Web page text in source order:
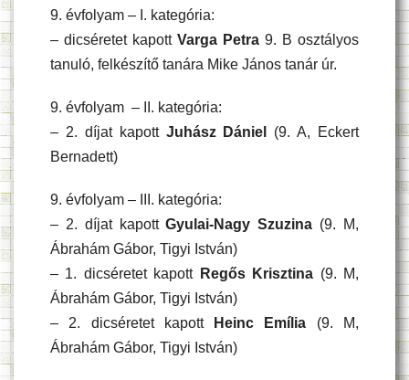
9. évfolyam – I. kategória:
– dicséretet kapott Varga Petra 9. B osztályos
tanuló, felkészítő tanára Mike János tanár úr.
9. évfolyam – II. kategória:
– 2. díjat kapott Juhász Dániel (9. A, Eckert
Bernadett)
9. évfolyam – III. kategória:
– 2. díjat kapottGyulai-Nagy Szuzina (9. M,
Ábrahám Gábor, Tigyi István)
– 1. dicséretet kapott Regős Krisztina (9. M,
Ábrahám Gábor, Tigyi István)
– 2. dicséretet kapott
Heinc Emília (9. M,
Ábrahám Gábor, Tigyi István)